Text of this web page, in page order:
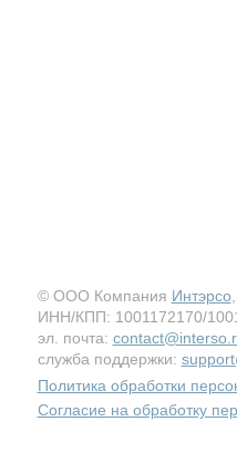
© ООО Компания Интэрсо
ИНН/КПП: 1001172170/
эл. почта:
служба поддержки:
Политика обработки
Согласие на обработку